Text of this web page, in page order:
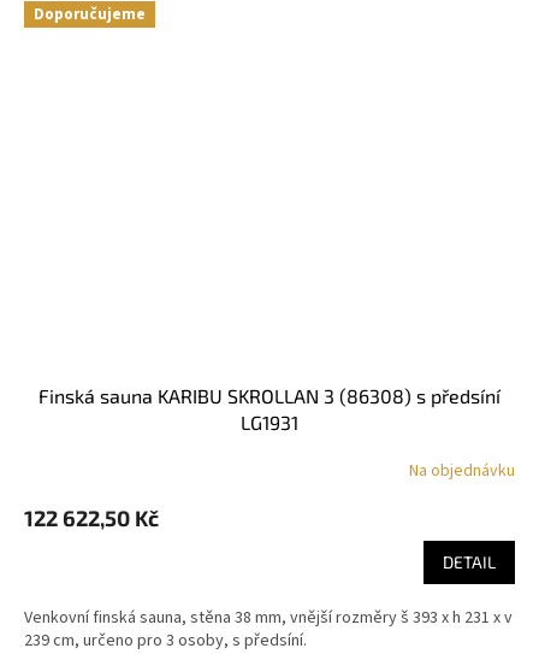
Doporučujeme
finská sauna KARIBU SKROLLAN 3 (86308) s předsíní
LG1931
Na objednávku
122 622,50 Kč
DETAIL
Venkovní finská sauna, stěna 38 mm, vnější rozměry š 393 x h 231 x v
239 cm, určeno pro 3 osoby, s předsíní.